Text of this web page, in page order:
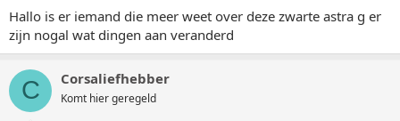
r
e
u
m
Hallo is er iemand die meer weet over deze zwarte astra g er
zijn nogal wat dingen aan veranderd
C Corsaliefhebber
Komt hier geregeld